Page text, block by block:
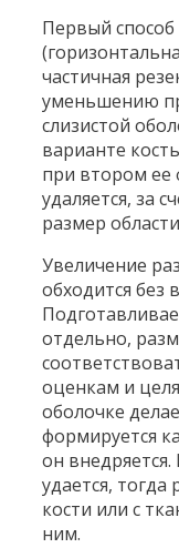
Первый способ
частичная
уменьшению
слизистой
варианте
при втором ее
удаляется, за
размер
Увеличение
обходится без
отдельно,
оценкам и
оболочке
формируется
он
удается,
кости или с
ним.